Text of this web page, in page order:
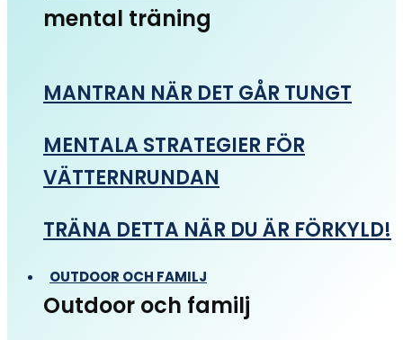
mental träning
MANTRAN NÄR DET GÅR TUNGT
MENTALA STRATEGIER FÖR
VÄTTERNRUNDAN
TRÄNA DETTA NÄR DU ÄR FÖRKYLD!
OUTDOOR OCH FAMILJ
Outdoor och familj